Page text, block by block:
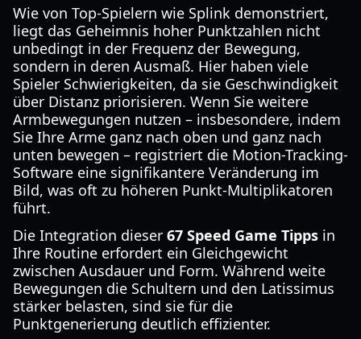
Wie von Top-Spielern wie Splink demonstriert,
liegt das Geheimnis hoher Punktzahlen nicht
unbedingt in der Frequenz der Bewegung,
sondern in deren Ausmaß. Hier haben viele
Spieler Schwierigkeiten, da sie Geschwindigkeit
über Distanz priorisieren. Wenn Sie weitere
Armbewegungen nutzen – insbesondere, indem
Sie Ihre Arme ganz nach oben und ganz nach
unten bewegen – registriert die Motion-Tracking-
Software eine signifikantere Veränderung im
Bild, was oft zu höheren Punkt-Multiplikatoren
führt.
Die Integration dieser 67 Speed Game Tipps in
Ihre Routine erfordert ein Gleichgewicht
zwischen Ausdauer und Form. Während weite
Bewegungen die Schultern und den Latissimus
stärker belasten, sind sie für die
Punktgenerierung deutlich effizienter.